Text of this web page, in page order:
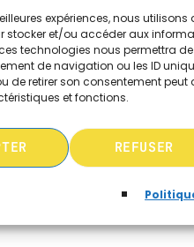
expériences, nous
stocker et/ou accéder aux
technologies nous permettra
de navigation ou les ID
de retirer son consentement peut
et fonctions.
REFUSER
DU " BILLET